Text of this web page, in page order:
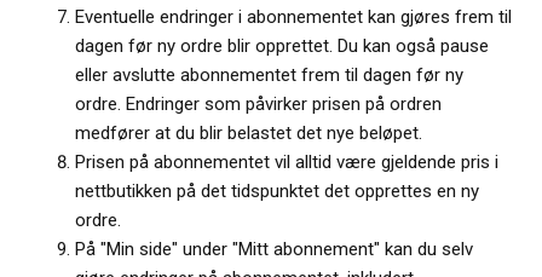
Eventuelle endringer i abonnementet kan gjøres frem til
dagen før ny ordre blir opprettet. Du kan også pause
eller avslutte abonnementet frem til dagen før ny
ordre. Endringer som påvirker prisen på ordren
medfører at du blir belastet det nye beløpet.
Prisen på abonnementet vil alltid være gjeldende pris i
nettbutikken på det tidspunktet det opprettes en ny
ordre.
På "Min side" under "Mitt abonnement" kan du selv